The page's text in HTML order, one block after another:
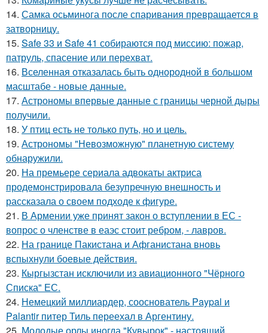
14. Самка осьминога после спаривания превращается в
затворницу.
15. Safe 33 и Safe 41 собираются под миссию: пожар,
патруль, спасение или перехват.
16. Вселенная отказалась быть однородной в большом
масштабе - новые данные.
17. Астрономы впервые данные с границы черной дыры
получили.
18. У птиц есть не только путь, но и цель.
19. Астрономы "Невозможную" планетную систему
обнаружили.
20. На премьере сериала адвокаты актриса
продемонстрировала безупречную внешность и
рассказала о своем подходе к фигуре.
21. В Армении уже принят закон о вступлении в ЕС -
вопрос о членстве в еаэс стоит ребром, - лавров.
22. На границе Пакистана и Афганистана вновь
вспыхнули боевые действия.
23. Кыргызстан исключили из авиационного "Чёрного
Списка" ЕС.
24. Немецкий миллиардер, сооснователь Paypal и
Palantir питер Тиль переехал в Аргентину.
25. Молодые орлы иногда "Кувырок" - настоящий